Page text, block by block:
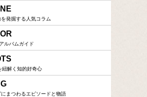
発掘する人気コラム
ルバムガイド
紐解く知的好奇心
まつわるエピソードと物語